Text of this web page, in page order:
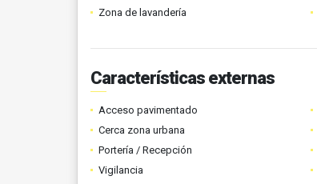
Zona de lavandería
Características externas
Acceso pavimentado
Cerca zona urbana
Portería / Recepción
Vigilancia